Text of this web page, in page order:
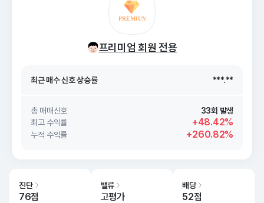
프리미엄 회원 전용
26. 08/09
총 매매신호
33회 발생
최고 수익률
+48.42%
누적 수익률 +260.82%
진단
76점
밸류
고평가
배당
52점